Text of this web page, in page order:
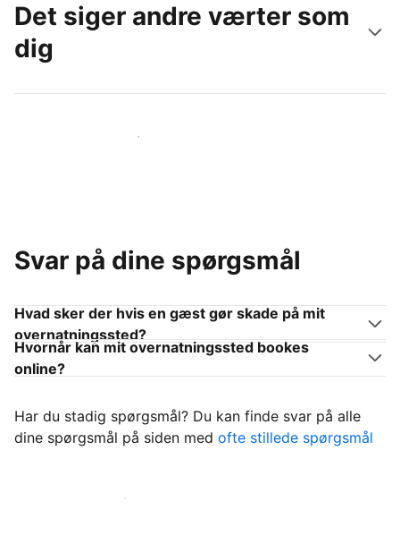
Det siger andre værter som
dig
Slut dig til andre værter som dig
Svar på dine spørgsmål
Hvad sker der hvis en gæst gør skade på mit
overnatningssted?
Hvornår kan mit overnatningssted bookes
online?
Har du stadig spørgsmål? Du kan finde svar på alle
dine spørgsmål på siden med ofte stillede spørgsmål
Begynd at tage imod gæster